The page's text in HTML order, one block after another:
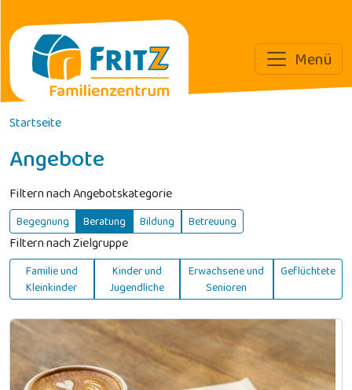
Direkt zum Inhalt
Menü
Startseite
Angebote
Filtern nach Angebotskategorie
Begegnung Beratung Bildung Betreuung
Filtern nach Zielgruppe
Familie und
Kleinkinder
Kinder und
Jugendliche
Erwachsene und
Senioren
Geflüchtete